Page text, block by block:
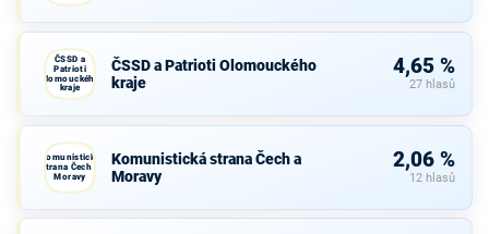
ČSSD a
Patrioti
Olomouckého
kraje
ČSSD a Patrioti Olomouckého
kraje
4,65 %
27 hlasů
Komunistická
strana Čech a
Moravy
Komunistická strana Čech a
Moravy
2,06 %
12 hlasů